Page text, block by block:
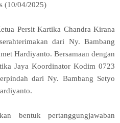
(10/04/2025)
Persit Kartika Chandra Kirana
dari Ny. Bambang
Hardiyanto. Bersamaan dengan
Jaya Koordinator Kodim 0723
dari Ny. Bambang Setyo
bentuk pertanggungjawaban